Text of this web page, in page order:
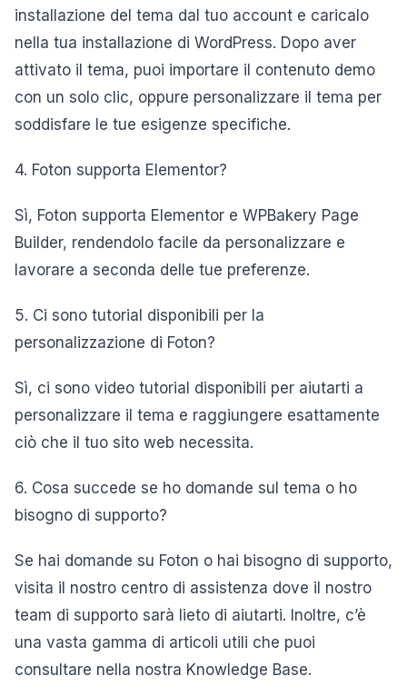
installazione del tema dal tuo account e caricalo
nella tua installazione di WordPress. Dopo aver
attivato il tema, puoi importare il contenuto demo
con un solo clic, oppure personalizzare il tema per
soddisfare le tue esigenze specifiche.
4. Foton supporta Elementor?
Sì, Foton supporta Elementor e WPBakery Page
Builder, rendendolo facile da personalizzare e
lavorare a seconda delle tue preferenze.
5. Ci sono tutorial disponibili per la
personalizzazione di Foton?
Sì, ci sono video tutorial disponibili per aiutarti a
personalizzare il tema e raggiungere esattamente
ciò che il tuo sito web necessita.
6. Cosa succede se ho domande sul tema o ho
bisogno di supporto?
Se hai domande su Foton o hai bisogno di supporto,
visita il nostro centro di assistenza dove il nostro
team di supporto sarà lieto di aiutarti. Inoltre, c’è
una vasta gamma di articoli utili che puoi
consultare nella nostra Knowledge Base.